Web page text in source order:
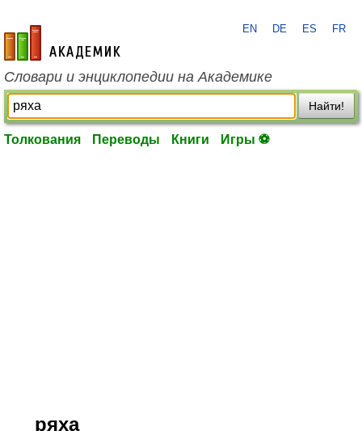
academic.ru
EN DE ES FR
Словари и энциклопедии на Академике
Найти!
Толкования Переводы Книги Игры ⚽
ряха